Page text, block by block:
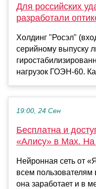
Для российских
разработали
Холдинг "Росэл"
серийному выпуску
нагрузок ГОЭН-60.
19:00, 24 Сен
Бесплатна и
«Алису» в Max.
Нейронная сеть от
всем пользователям
она заработает и в